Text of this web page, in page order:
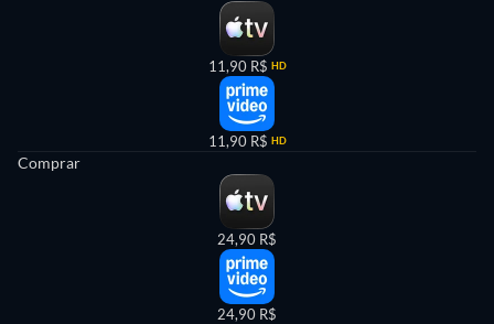
11,90 R$ HD
11,90 R$ HD
Comprar
24,90 R$
24,90 R$